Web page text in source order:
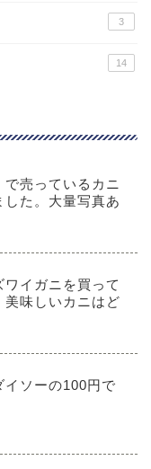
3
14
売っているカニ
た。大量写真あ
イガニを買って
味しいカニはど
イソーの100円で